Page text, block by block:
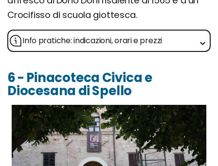
Crocifisso di scuola giottesca.
Info pratiche: indicazioni, orari e prezzi
6 - Pinacoteca Civica e
Diocesana di Spello